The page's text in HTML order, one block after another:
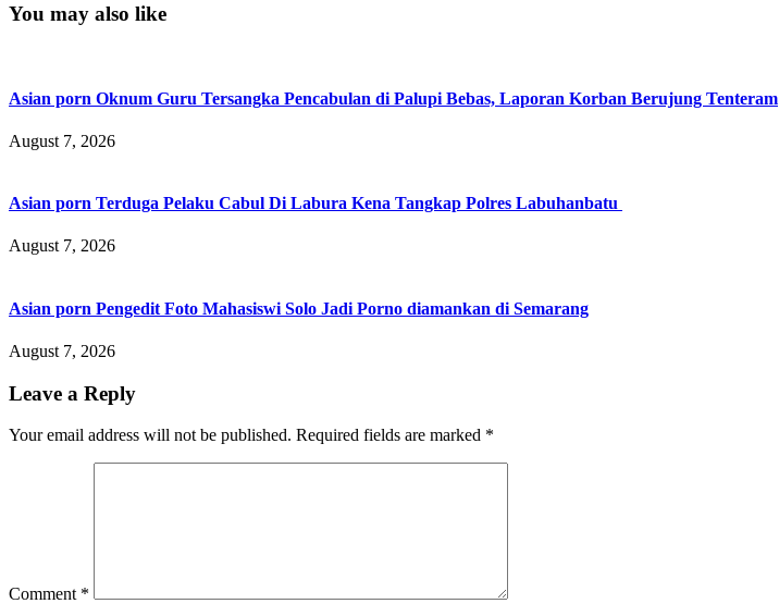
You may also like
Asian porn Oknum Guru Tersangka Pencabulan di Palupi Bebas, Laporan Korban Berujung Tenteram
August 7, 2026
Asian porn Terduga Pelaku Cabul Di Labura Kena Tangkap Polres Labuhanbatu
August 7, 2026
Asian porn Pengedit Foto Mahasiswi Solo Jadi Porno diamankan di Semarang
August 7, 2026
Leave a Reply
Your email address will not be published. Required fields are marked *
Comment *